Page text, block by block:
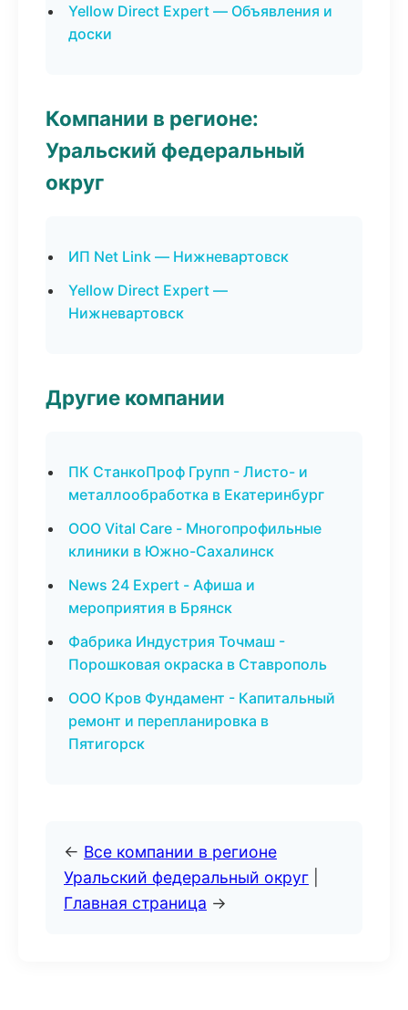
Yellow Direct Expert — Объявления и
доски
Компании в регионе:
Уральский федеральный
округ
ИП Net Link — Нижневартовск
Yellow Direct Expert —
Нижневартовск
Другие компании
ПК СтанкоПроф Групп - Листо- и
металлообработка в Екатеринбург
ООО Vital Care - Многопрофильные
клиники в Южно-Сахалинск
News 24 Expert - Афиша и
мероприятия в Брянск
Фабрика Индустрия Точмаш -
Порошковая окраска в Ставрополь
ООО Кров Фундамент - Капитальный
ремонт и перепланировка в
Пятигорск
← Все компании в регионе
Уральский федеральный округ
Главная страница →